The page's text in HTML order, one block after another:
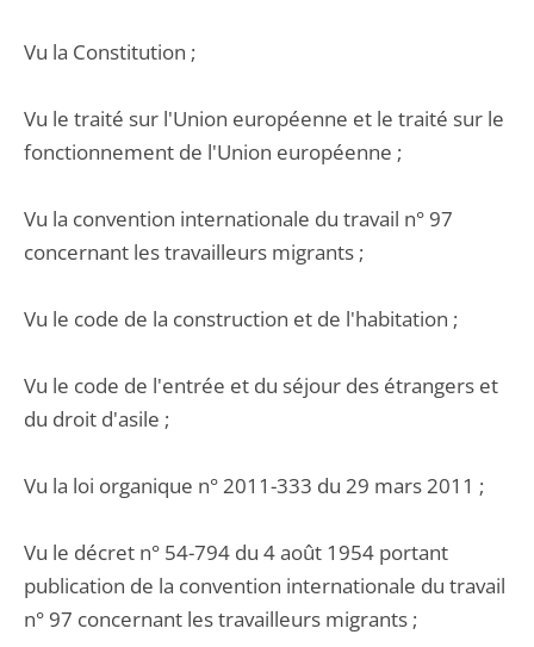
Vu la Constitution ;
Vu le traité sur l'Union européenne et le traité sur le
fonctionnement de l'Union européenne ;
Vu la convention internationale du travail n° 97
concernant les travailleurs migrants ;
Vu le code de la construction et de l'habitation ;
Vu le code de l'entrée et du séjour des étrangers et
du droit d'asile ;
Vu la loi organique n° 2011-333 du 29 mars 2011 ;
Vu le décret n° 54-794 du 4 août 1954 portant
publication de la convention internationale du travail
n° 97 concernant les travailleurs migrants ;